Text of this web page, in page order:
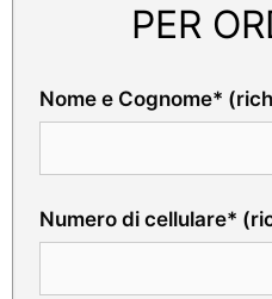
PER
Nome e Cognome*
Numero di cellulare*